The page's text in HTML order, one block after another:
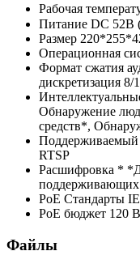
Рабочая
Питание DC 52В
Размер
Операционная
Формат сжатия
дискретизация 8/
Обнаружение
средств*,
Поддерживаемый
RTSP
Расшифровка *
PoE Стандарты
PoE бюджет 120
Файлы